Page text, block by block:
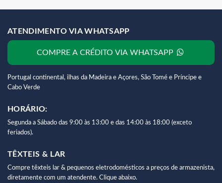
ATENDIMENTO VIA WHATSAPP
COMPRE A CRÉDITO VIA WHATSAPP
Portugal continental, ilhas da Madeira e Açores, São Tomé e Príncipe e
Cabo Verde
HORÁRIO:
Segunda a Sábado das 9:00 às 13:00 e das 14:00 às 18:00 (exceto
feriados).
TÊXTEIS & LAR
Compre têxteis lar & pequenos eletrodomésticos a preços de armazenista,
diretamente com um atendente. Clique abaixo.